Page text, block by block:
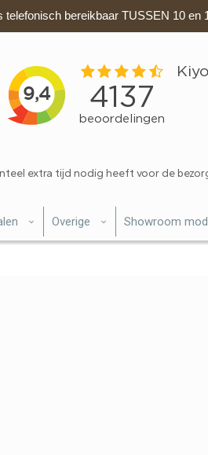
bereikbaar TUSSEN 10 en
extra tijd nodig heeft voor de
Overige Showroom